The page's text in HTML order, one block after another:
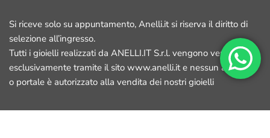
Si riceve solo su appuntamento, Anelli.it si riserva il diritto di
selezione all’ingresso.
Tutti i gioielli realizzati da ANELLI.IT S.r.l. vengono venduti
esclusivamente tramite il sito www.anelli.it e nessun altro sito
o portale è autorizzato alla vendita dei nostri gioielli